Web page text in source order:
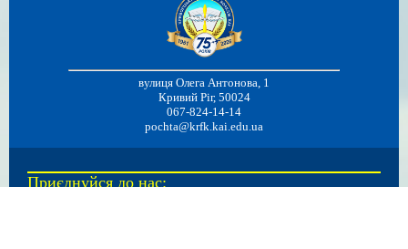
вулиця Олега Антонова, 1
Кривий Ріг, 50024
067-824-14-14
pochta@krfk.kai.edu.ua
Приєднуйся до нас: